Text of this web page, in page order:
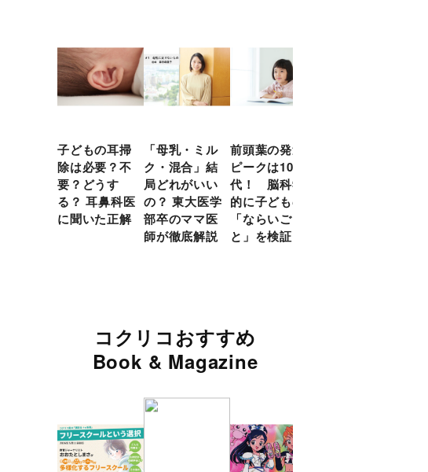
子どもの耳掃
除は必要？不
要？どうす
る？ 耳鼻科医
に聞いた正解
「母乳・ミル
ク・混合」結
局どれがいい
の？ 東大医学
部卒のママ医
師が徹底解説
前頭葉の発達
ピークは10
代！ 脳科学
的に子どもの
「ならいご
と」を検証
コクリコおすすめ
Book & Magazine